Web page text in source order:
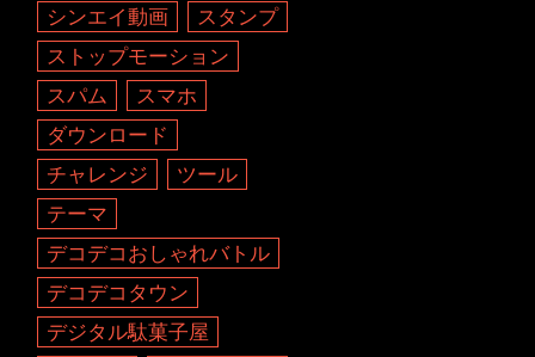
シンエイ動画
スタンプ
ストップモーション
スパム
スマホ
ダウンロード
チャレンジ
ツール
テーマ
デコデコおしゃれバトル
デコデコタウン
デジタル駄菓子屋